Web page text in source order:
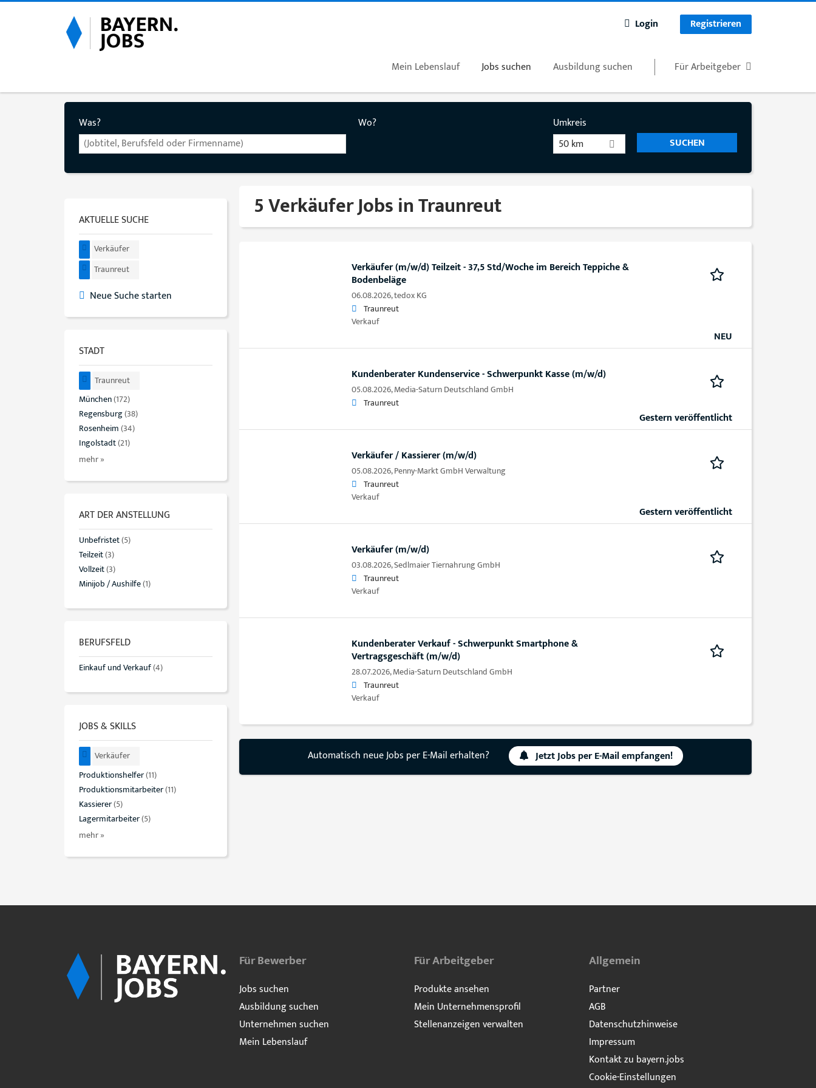
Login Registrieren
Mein Lebenslauf Jobs suchen Ausbildung suchen Für Arbeitgeber
Was? Wo?
Umkreis
50 km
5 Verkäufer Jobs in Traunreut
Verkäufer (m/w/d) Teilzeit - 37,5 Std/Woche im Bereich Teppiche &
Bodenbeläge
06.08.2026,tedox KG
Traunreut
Verkauf
NEU
Kundenberater Kundenservice - Schwerpunkt Kasse (m/w/d)
05.08.2026,Media-Saturn Deutschland GmbH
Traunreut
Gestern veröffentlicht
Verkäufer / Kassierer (m/w/d)
05.08.2026,Penny-Markt GmbH Verwaltung
Traunreut
Verkauf
Gestern veröffentlicht
Verkäufer (m/w/d)
03.08.2026,Sedlmaier Tiernahrung GmbH
Traunreut
Verkauf
Kundenberater Verkauf - Schwerpunkt Smartphone &
Vertragsgeschäft (m/w/d)
28.07.2026,Media-Saturn Deutschland GmbH
Traunreut
Verkauf
Automatisch neue Jobs per E-Mail erhalten? Jetzt Jobs per E-Mail empfangen!
AKTUELLE SUCHE
Verkäufer
Traunreut
Neue Suche starten
STADT
Traunreut
München(172)
Regensburg(38)
Rosenheim(34)
Ingolstadt(21)
mehr »
ART DER ANSTELLUNG
Unbefristet(5)
Teilzeit(3)
Vollzeit(3)
Minijob / Aushilfe(1)
BERUFSFELD
Einkauf und Verkauf(4)
JOBS & SKILLS
Verkäufer
Produktionshelfer(11)
Produktionsmitarbeiter(11)
Kassierer(5)
Lagermitarbeiter(5)
mehr »
Für Bewerber
Jobs suchen
Ausbildung suchen
Unternehmen suchen
Mein Lebenslauf
Für Arbeitgeber
Produkte ansehen
Mein Unternehmensprofil
Stellenanzeigen verwalten
Allgemein
Partner
AGB
Datenschutzhinweise
Impressum
Kontakt zu bayern.jobs
Cookie-Einstellungen